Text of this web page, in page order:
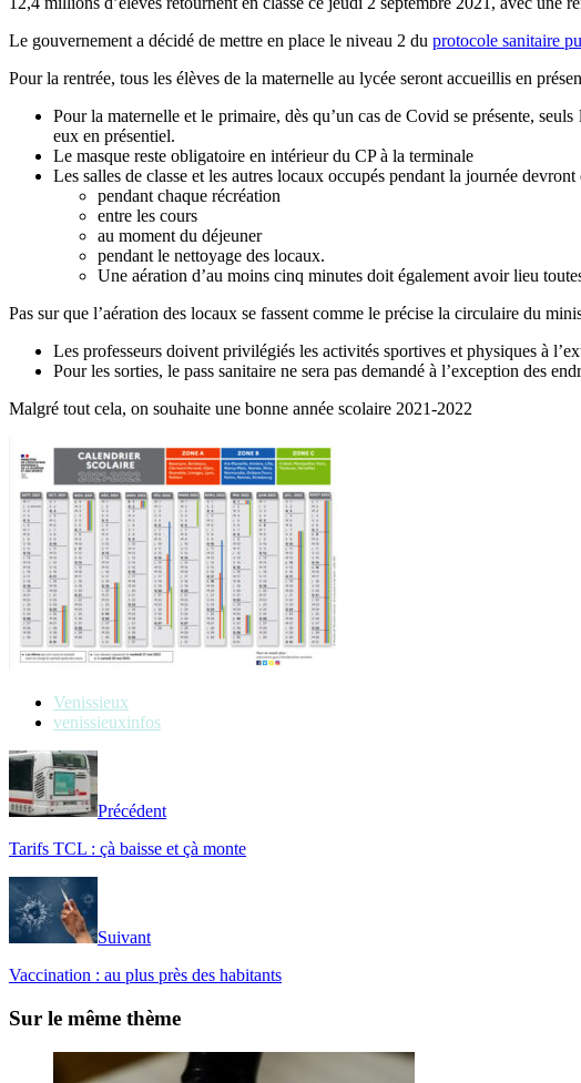
Le gouvernement a décidé de mettre en place le niveau 2 du protocole sanitaire
Pour la rentrée, tous les élèves de la maternelle au lycée seront accueillis en
Pour la maternelle et le primaire, dès qu’un cas de Covid se présente,
eux en présentiel.
Le masque reste obligatoire en intérieur du CP à la terminale
Les salles de classe et les autres locaux occupés pendant la journée
pendant chaque récréation
entre les cours
au moment du déjeuner
pendant le nettoyage des locaux.
Une aération d’au moins cinq minutes doit également avoir lieu
Pas sur que l’aération des locaux se fassent comme le précise la circulaire du
Les professeurs doivent privilégiés les activités sportives et physiques à
Pour les sorties, le pass sanitaire ne sera pas demandé à l’exception des
Malgré tout cela, on souhaite une bonne année scolaire 2021-2022
Venissieux
venissieuxinfos
Précédent
Tarifs TCL : çà baisse et çà monte
Suivant
Vaccination : au plus près des habitants
Sur le même thème